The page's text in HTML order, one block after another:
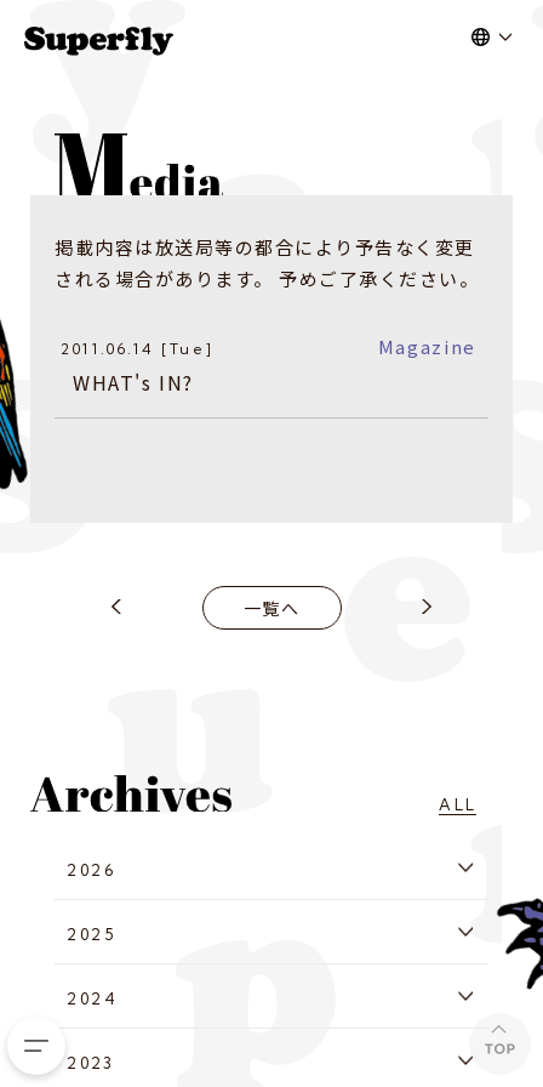
掲載内容は放送局等の都合により予告なく変更
される場合があります。 予めご了承ください。
2011.06.14 [Tue] Magazine
WHAT's IN?
一覧へ
ALL
2026
2025
2024
2023